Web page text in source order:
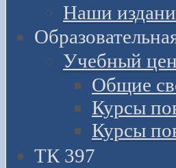
Наши
Учебный
Общие
Курсы
Курсы
ТК 397